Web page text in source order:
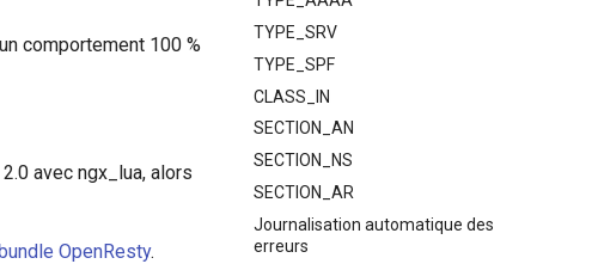
TYPE_SRV
TYPE_SPF
CLASS_IN
SECTION_AN
SECTION_NS
SECTION_AR
Journalisation automatique des
erreurs
comportement 100 %
avec ngx_lua, alors
OpenResty.